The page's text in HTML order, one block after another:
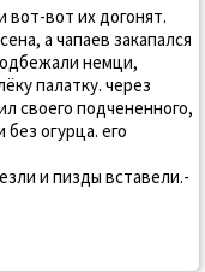
вот-вот их догонят.
а чапаев закапался
немци,
палатку. через
своего подчененного,
огурца. его
и пизды вставели.-